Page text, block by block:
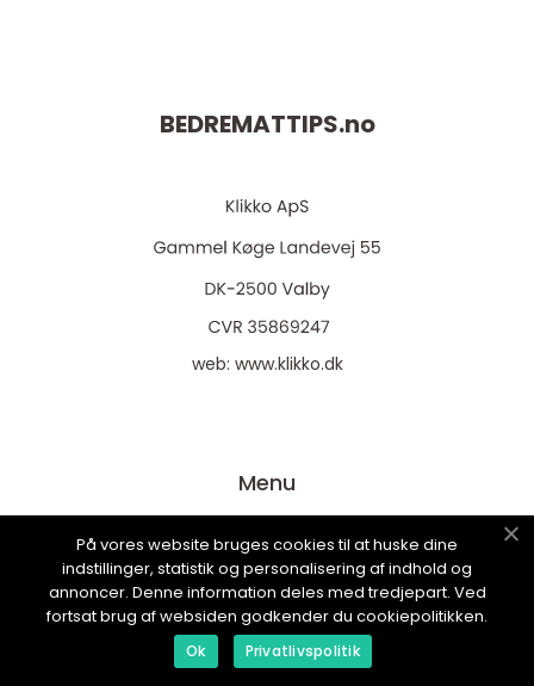
BEDREMATTIPS.no
web: www.klikko.dk
Menu
Reklame
Om oss
Cookies
Kontakt Oss
På vores website bruges cookies til at huske dine
indstillinger, statistik og personalisering af indhold og
annoncer. Denne information deles med tredjepart. Ved
fortsat brug af websiden godkender du cookiepolitikken.
Ok Privatlivspolitik